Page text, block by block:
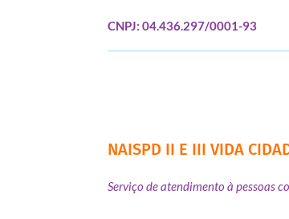
CNPJ: 04.436.297/0001-93
NAISPD II E III VIDA
Serviço de atendimento à pessoas